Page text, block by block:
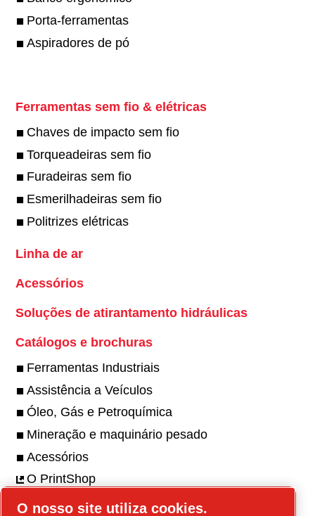
Porta-ferramentas
Aspiradores de pó
Ferramentas sem fio & elétricas
Chaves de impacto sem fio
Torqueadeiras sem fio
Furadeiras sem fio
Esmerilhadeiras sem fio
Politrizes elétricas
Linha de ar
Acessórios
Soluções de atirantamento hidráulicas
Catálogos e brochuras
Ferramentas Industriais
Assistência a Veículos
Óleo, Gás e Petroquímica
Mineração e maquinário pesado
Acessórios
O PrintShop
O nosso site utiliza cookies.